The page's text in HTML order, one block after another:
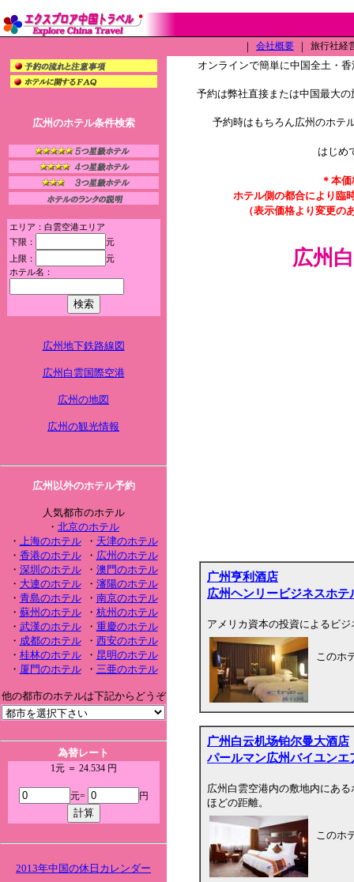
｜ 会社概要 ｜ 旅行社経
広州のホテル条件検索
エリア：白雲空港エリア
下限：
元
上限：
元
ホテル名：
広州地下鉄路線図
広州白雲国際空港
広州の地図
広州の観光情報
広州以外のホテル予約
人気都市のホテル
・ 北京のホテル
・ 上海のホテル・ 天津のホテル
・ 香港のホテル・ 広州のホテル
・ 深圳のホテル・ 澳門のホテル
・ 大連のホテル・ 瀋陽のホテル
・ 青島のホテル・ 南京のホテル
・ 蘇州のホテル・ 杭州のホテル
・ 武漢のホテル・ 重慶のホテル
・ 成都のホテル・ 西安のホテル
・ 桂林のホテル・ 昆明のホテル
・ 厦門のホテル・ 三亜のホテル
他の都市のホテルは下記からどうぞ
為替レート
1元 ＝ 24.534 円
元= 円
2013年中国の休日カレンダー
オンラインで簡単に中国全土・
予約は弊社直接または中国最大
予約時はもちろん広州のホテ
はじめ
＊本
ホテル側の都合により臨
（表示価格より変更
広州
广州亨利酒店
広州ヘンリービジネスホ
アメリカ資本の投資によるビ
このホ
广州白云机场铂尔曼大酒店
パールマン広州バイユンエ
広州白雲空港内の敷地内にあ
ほどの距離。
このホ